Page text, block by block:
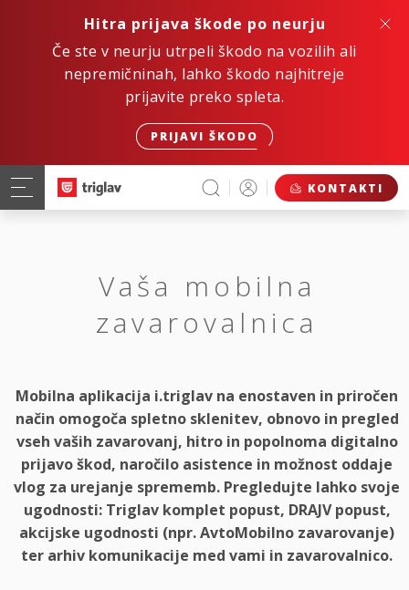
Hitra prijava škode po neurju
Če ste v neurju utrpeli škodo na vozilih ali
nepremičninah, lahko škodo najhitreje
prijavite preko spleta.
PRIJAVI ŠKODO
KONTAKTI
Vaša mobilna
zavarovalnica
Mobilna aplikacija i.triglav na enostaven in priročen
način omogoča spletno sklenitev, obnovo in pregled
vseh vaših zavarovanj, hitro in popolnoma digitalno
prijavo škod, naročilo asistence in možnost oddaje
vlog za urejanje sprememb. Pregledujte lahko svoje
ugodnosti: Triglav komplet popust, DRAJV popust,
akcijske ugodnosti (npr. AvtoMobilno zavarovanje)
ter arhiv komunikacije med vami in zavarovalnico.